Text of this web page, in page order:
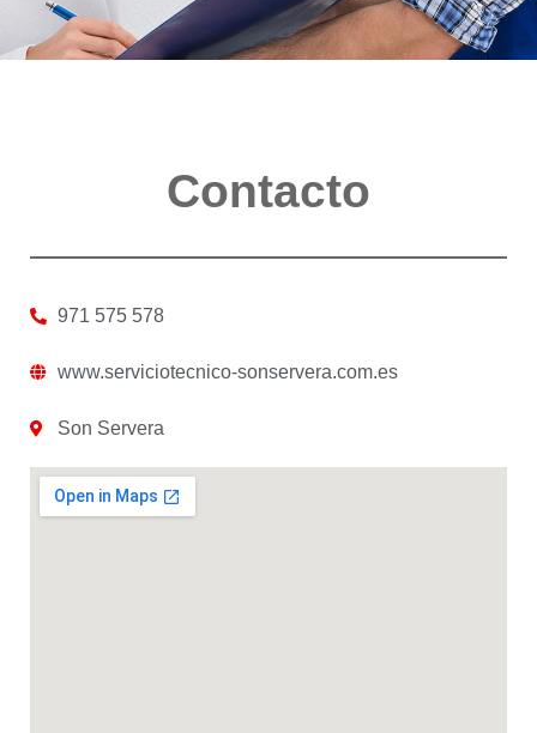
Contacto
971 575 578
www.serviciotecnico-sonservera.com.es
Son Servera